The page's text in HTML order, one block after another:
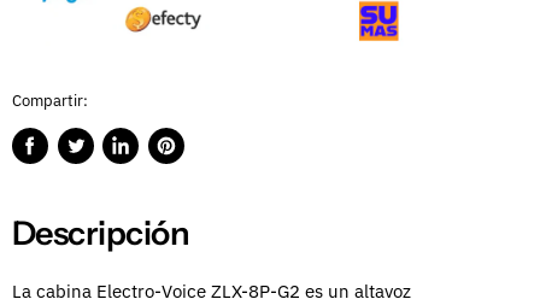
Compartir:
CompartirPublicarCompartirGuardar
Descripción
La cabina Electro-Voice ZLX-8P-G2 es un altavoz